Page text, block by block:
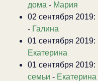
дома - Мария
02 сентября 2019:
- Галина
01 сентября 2019:
Екатерина
01 сентября 2019:
семьи - Екатерина